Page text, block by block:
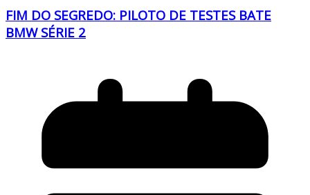
FIM DO SEGREDO: PILOTO DE TESTES BATE
BMW SÉRIE 2